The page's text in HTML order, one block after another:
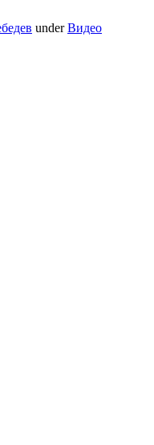
underВидео